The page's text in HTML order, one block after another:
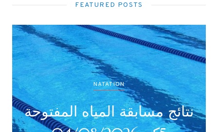
FEATURED POSTS
NATATION
نتائج بطولة جميع الأصناف
(أداني /أصاغر/أواسط /